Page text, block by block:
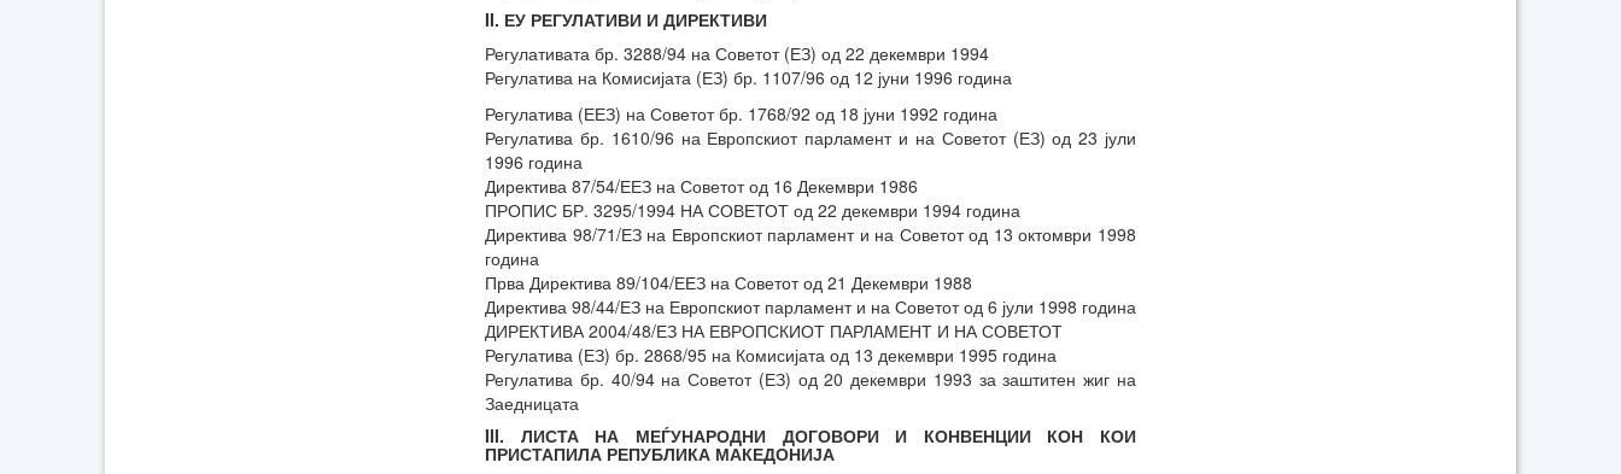
II. ЕУ РЕГУЛАТИВИ И ДИРЕКТИВИ
Регулативата бр. 3288/94 на Советот (ЕЗ) од 22 декември 1994
Регулатива на Комисијата (ЕЗ) бр. 1107/96 од 12 јуни 1996 година
Регулатива (ЕЕЗ) на Советот бр. 1768/92 од 18 јуни 1992 година
Регулатива бр. 1610/96 на Европскиот парламент и на Советот (ЕЗ) од 23 јули
1996 година
Директива 87/54/ЕЕЗ на Советот од 16 Декември 1986
ПРОПИС БР. 3295/1994 НА СОВЕТОТ од 22 декември 1994 година
Директива 98/71/ЕЗ на Европскиот парламент и на Советот од 13 октомври 1998
година
Прва Директива 89/104/ЕЕЗ на Советот од 21 Декември 1988
Директива 98/44/ЕЗ на Европскиот парламент и на Советот од 6 јули 1998 година
ДИРЕКТИВА 2004/48/ЕЗ НА ЕВРОПСКИОТ ПАРЛАМЕНТ И НА СОВЕТОТ
Регулатива (ЕЗ) бр. 2868/95 на Комисијата од 13 декември 1995 година
Регулатива бр. 40/94 на Советот (ЕЗ) од 20 декември 1993 за заштитен жиг на
Заедницата
III. ЛИСТА НА МЕЃУНАРОДНИ ДОГОВОРИ И КОНВЕНЦИИ КОН КОИ
ПРИСТАПИЛА РЕПУБЛИКА МАКЕДОНИЈА